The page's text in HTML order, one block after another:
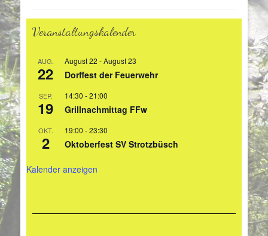
Veranstaltungskalender
AUG.
22
August 22 -August 23
Dorffest der Feuerwehr
SEP.
19
14:30 -21:00
Grillnachmittag FFw
OKT.
2
19:00 -23:30
Oktoberfest SV Strotzbüsch
Kalender anzeigen